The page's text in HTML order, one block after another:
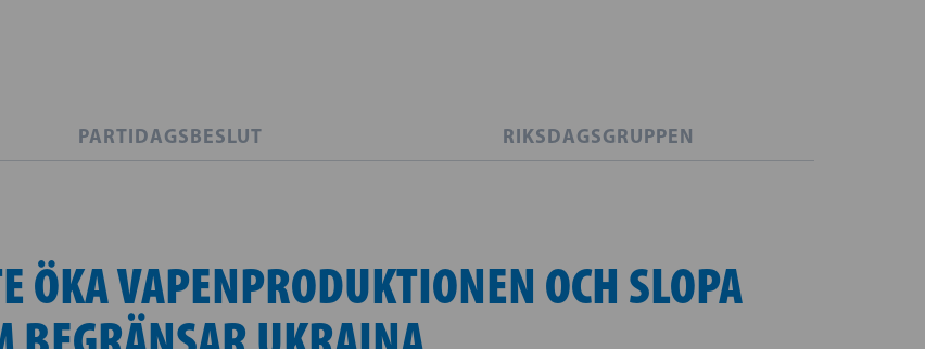
PARTIDAGSBESLUT RIKSDAGSGRUPPEN
ÖKA VAPENPRODUKTIONEN OCH SLOPA